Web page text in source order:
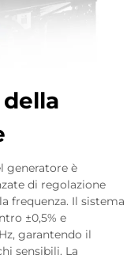
generatore è
di regolazione
frequenza. Il sistema
±0,5% e
garantendo il
sensibili. La